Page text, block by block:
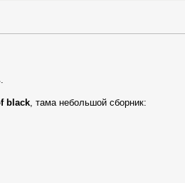
black, тама небольшой сборник: